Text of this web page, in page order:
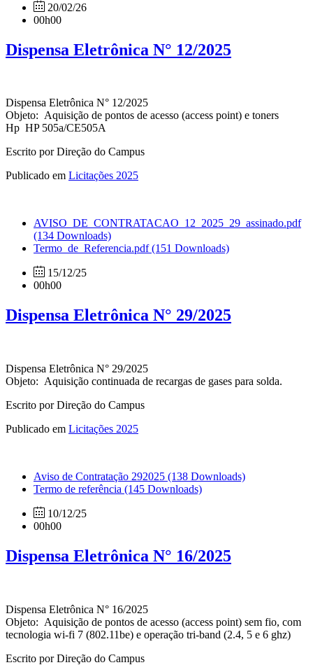
20/02/26
00h00
Dispensa Eletrônica N° 12/2025
Dispensa Eletrônica N° 12/2025
Objeto: Aquisição de pontos de acesso (access point) e toners
Hp HP 505a/CE505A
Escrito por Direção do Campus
Publicado em Licitações 2025
AVISO_DE_CONTRATACAO_12_2025_29_assinado.pdf
(134 Downloads)
Termo_de_Referencia.pdf(151 Downloads)
15/12/25
00h00
Dispensa Eletrônica N° 29/2025
Dispensa Eletrônica N° 29/2025
Objeto: Aquisição continuada de recargas de gases para solda.
Escrito por Direção do Campus
Publicado em Licitações 2025
Aviso de Contratação 292025 (138 Downloads)
Termo de referência (145 Downloads)
10/12/25
00h00
Dispensa Eletrônica N° 16/2025
Dispensa Eletrônica N° 16/2025
Objeto: Aquisição de pontos de acesso (access point) sem fio, com
tecnologia wi-fi 7 (802.11be) e operação tri-band (2.4, 5 e 6 ghz)
Escrito por Direção do Campus